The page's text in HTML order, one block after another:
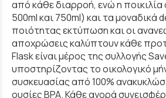
από κάθε διαρροή, ενώ η ποικιλία
500ml και 750ml) και τα μοναδικά
ποιότητας εκτύπωση και οι
αποχρώσεις καλύπτουν κάθε
Flask είναι μέρος της συλλογής
υποστηρίζοντας το οικολογικό
συσκευασίας από 100%
ουσίες BPA. Κάθε αγορά